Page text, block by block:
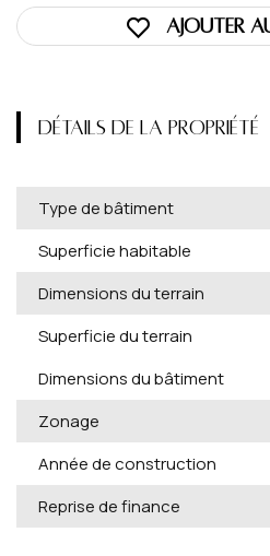
Ajouter
DÉTAILS DE LA PROPRIÉTÉ
Type de bâtiment
Superficie habitable
Dimensions du terrain
Superficie du terrain
Dimensions du bâtiment
Zonage
Année de construction
Reprise de finance